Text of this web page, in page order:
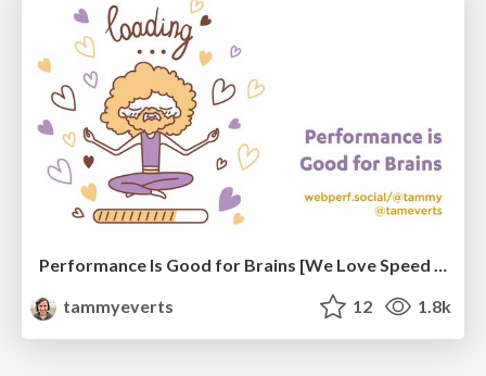
Performance Is Good for Brains [We Love Speed 2024]
tammyeverts
12 1.8k